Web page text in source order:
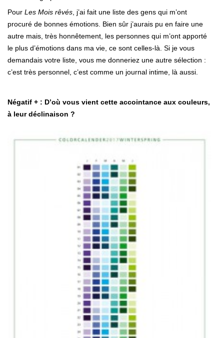
Pour Les Mois rêvés , j’ai fait une liste des gens qui m’ont
procuré de bonnes émotions. Bien sûr j’aurais pu en faire une
autre mais, très honnêtement, les personnes qui m’ont apporté
le plus d’émotions dans ma vie, ce sont celles-là. Si je vous
demandais votre liste, vous me donneriez une autre sélection :
c’est très personnel, c’est comme un journal intime, là aussi.
Négatif + : D’où vous vient cette accointance aux couleurs,
à leur déclinaison ?